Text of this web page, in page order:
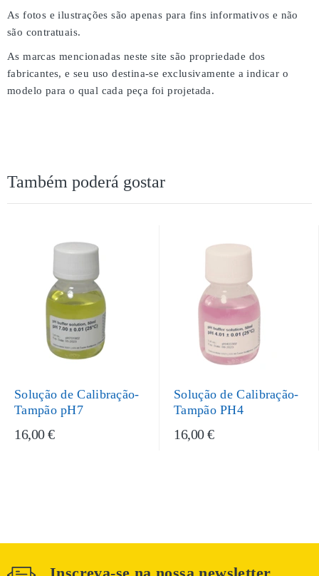
As fotos e ilustrações são apenas para fins informativos e não
são contratuais.
As marcas mencionadas neste site são propriedade dos
fabricantes, e seu uso destina-se exclusivamente a indicar o
modelo para o qual cada peça foi projetada.
Também poderá gostar
Solução de Calibração-
Tampão pH7
16,00 €
Solução de Calibração-
Tampão PH4
16,00 €